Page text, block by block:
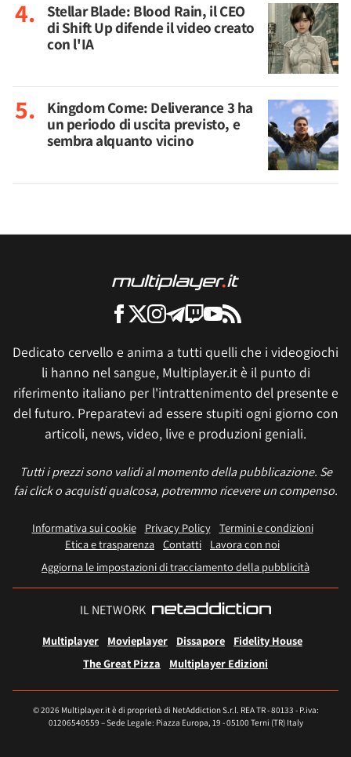
Stellar Blade: Blood Rain, il CEO
di Shift Up difende il video creato
con l'IA
Kingdom Come: Deliverance 3 ha
un periodo di uscita previsto, e
sembra alquanto vicino
Dedicato cervello e anima a tutti quelli che i videogiochi
li hanno nel sangue, Multiplayer.it è il punto di
riferimento italiano per l'intrattenimento del presente e
del futuro. Preparatevi ad essere stupiti ogni giorno con
articoli, news, video, live e produzioni geniali.
Tutti i prezzi sono validi al momento della pubblicazione. Se
fai click o acquisti qualcosa, potremmo ricevere un compenso.
Informativa sui cookie Privacy Policy
Termini e condizioni
Etica e trasparenza Contatti
Lavora con noi
Aggiorna le impostazioni di tracciamento della pubblicità
IL NETWORK
Multiplayer Movieplayer Dissapore
Fidelity House
The Great Pizza
Multiplayer Edizioni
© 2026 Multiplayer.it è di proprietà di NetAddiction S.r.l. REA TR - 80133 - P.iva:
01206540559 – Sede Legale: Piazza Europa, 19 - 05100 Terni (TR) Italy